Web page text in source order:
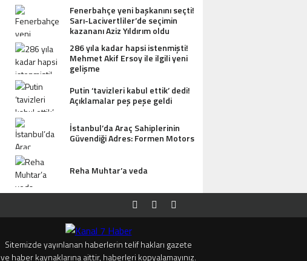
Fenerbahçe yeni başkanını seçti!
Sarı-Lacivertliler’de seçimin
kazananı Aziz Yıldırım oldu
286 yıla kadar hapsi istenmişti!
Mehmet Akif Ersoy ile ilgili yeni
gelişme
Putin ‘tavizleri kabul ettik’ dedi!
Açıklamalar peş peşe geldi
İstanbul’da Araç Sahiplerinin
Güvendiği Adres: Formen Motors
Reha Muhtar’a veda
Sitemizde yayınlanan haberlerin telif hakları gazete
ve haber kaynaklarına aittir, haberleri kopyalamayınız.